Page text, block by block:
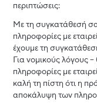
περιπτώσεις:
Με τη συγκατάθεσή
πληροφορίες με
έχουμε τη
Για νομικούς λόγους
πληροφορίες με
καλή τη πίστη ότι η
αποκάλυψη των